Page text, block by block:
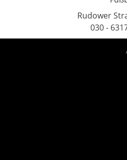
Rudower
030 -